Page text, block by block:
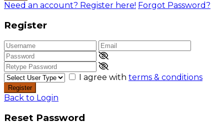
Need an account? Register here! Forgot Password?
Register
I agree with terms & conditions
Register
Back to Login
Reset Password